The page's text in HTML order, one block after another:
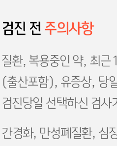
검진 전 주의사항
질환, 복용중인 약, 최근
(출산포함), 유증상, 당
검진당일 선택하신 검
간경화, 만성폐질환, 심